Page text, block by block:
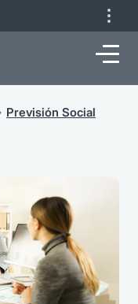
Previsión Social